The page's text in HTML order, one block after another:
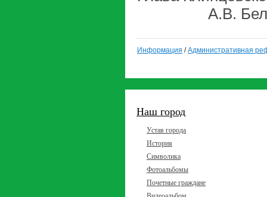
А.В.
Информация /Административная
Наш город
Устав города
История
Символика
Фотоальбомы
Почетные граждане